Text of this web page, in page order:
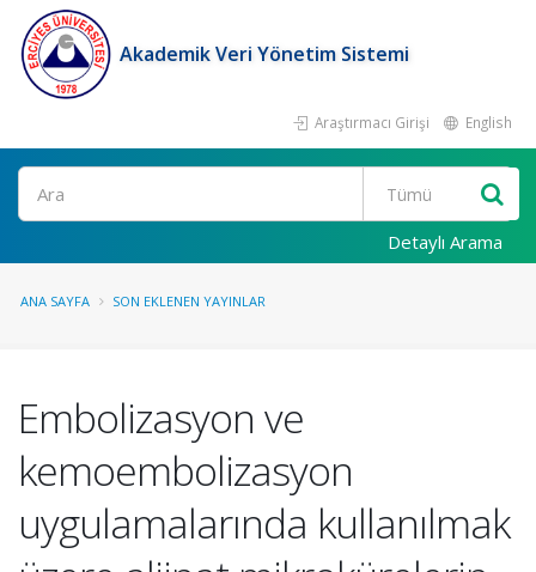
Akademik Veri Yönetim Sistemi
Araştırmacı Girişi English
Ara
Detaylı Arama
ANA SAYFA SON EKLENEN YAYINLAR
Embolizasyon ve
kemoembolizasyon
uygulamalarında kullanılmak